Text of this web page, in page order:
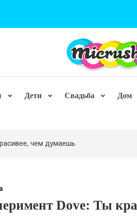
Дети Свадьба Дом
чем думаешь
Dove: Ты